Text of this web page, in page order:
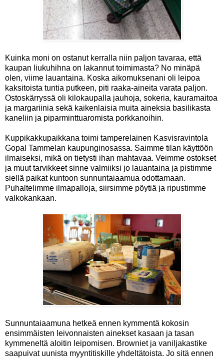
Kuinka moni on ostanut kerralla niin paljon tavaraa, että
kaupan liukuhihna on lakannut toimimasta? No minäpä
olen, viime lauantaina. Koska aikomuksenani oli leipoa
kaksitoista tuntia putkeen, piti raaka-aineita varata paljon.
Ostoskärryssä oli kilokaupalla jauhoja, sokeria, kauramaitoa
ja margariinia sekä kaikenlaisia muita aineksia basilikasta
kaneliin ja piparminttuaromista porkkanoihin.
Kuppikakkupaikkana toimi tamperelainen Kasvisravintola
Gopal Tammelan kaupunginosassa. Saimme tilan käyttöön
ilmaiseksi, mikä on tietysti ihan mahtavaa. Veimme ostokset
ja muut tarvikkeet sinne valmiiksi jo lauantaina ja pistimme
siellä paikat kuntoon sunnuntaiaamua odottamaan.
Puhaltelimme ilmapalloja, siirsimme pöytiä ja ripustimme
valkokankaan.
Sunnuntaiaamuna hetkeä ennen kymmentä kokosin
ensimmäisten leivonnaisten ainekset kasaan ja tasan
kymmeneltä aloitin leipomisen. Browniet ja vaniljakastike
saapuivat uunista myyntitiskille yhdeltätoista. Jo sitä ennen